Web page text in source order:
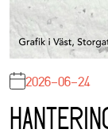
2026-06-24